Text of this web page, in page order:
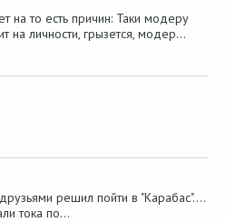
на то есть причин: Таки модеру
на личности, грызется, модер…
решил пойти в "Карабас"....
тока по…